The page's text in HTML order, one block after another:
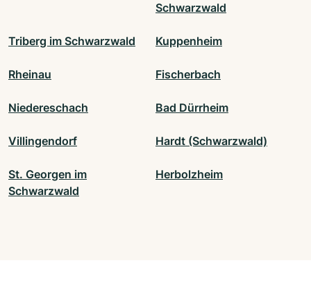
Schwarzwald
Triberg im Schwarzwald Kuppenheim
Rheinau Fischerbach
Niedereschach Bad Dürrheim
Villingendorf Hardt (Schwarzwald)
St. Georgen im
Schwarzwald
Herbolzheim